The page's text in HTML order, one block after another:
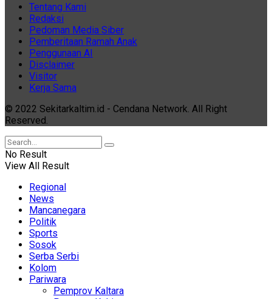
Tentang Kami
Redaksi
Pedoman Media Siber
Pemberitaan Ramah Anak
Penggunaan AI
Disclaimer
Visitor
Kerja Sama
© 2022 Sekitarkaltim.id - Cendana Network. All Right
Reserved.
No Result
View All Result
Regional
News
Mancanegara
Politik
Sports
Sosok
Serba Serbi
Kolom
Pariwara
Pemprov Kaltara